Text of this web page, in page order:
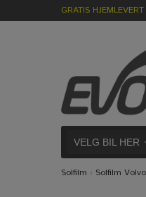
GRATIS
VELG BIL HER
Solfilm › Solfilm Volvo